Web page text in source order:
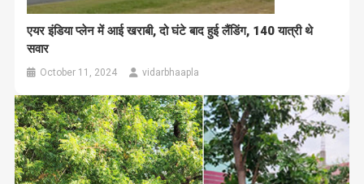
एयर इंडिया प्लेन में आई खराबी, दो घंटे बाद हुई लैंडिंग, 140 यात्री थे
सवार
October 11, 2024 vidarbhaapla